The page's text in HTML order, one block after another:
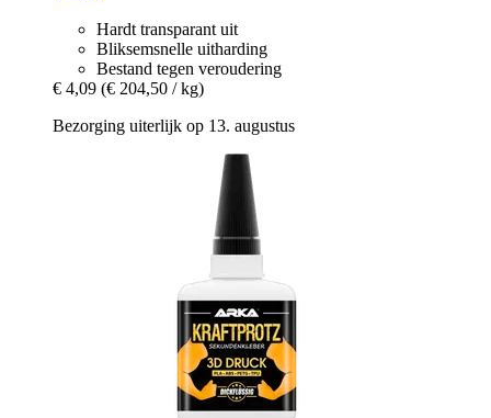
Hardt transparant uit
Bliksemsnelle uitharding
Bestand tegen veroudering
€ 4,09 (€ 204,50 / kg)
Bezorging uiterlijk op 13. augustus